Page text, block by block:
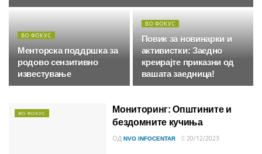
ВО ФОКУС
Менторска поддршка за
родово сензитивно
известување
ВО ФОКУС
Повик за новинарки и
активистки: Заедно
креирајте приказни од
вашата заедница!
ВО ФОКУС
Мониторинг: Општините и
бездомните кучиња
ОД NVO INFOCENTAR 20/12/2023